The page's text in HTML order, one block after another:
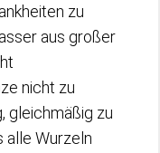
zu
aus großer
nicht zu
gleichmäßig zu
alle Wurzeln